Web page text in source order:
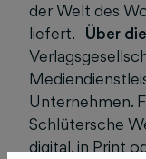
der Welt des
liefert. Über
Unternehmen.
Schlütersche
digital, in Print